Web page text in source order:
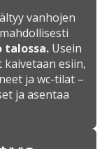
vanhojen
mahdollisesti
talossa. Usein
esiin,
ja wc-tilat –
ja asentaa